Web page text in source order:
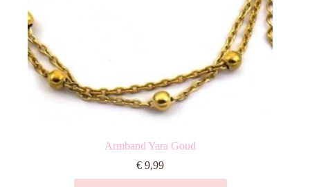
Armband Yara Goud
€ 9,99